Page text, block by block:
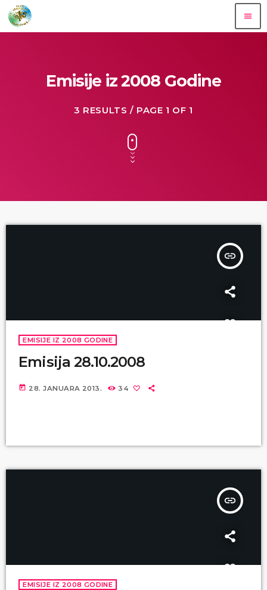
menu
Emisije iz 2008 Godine
3 RESULTS / PAGE 1 OF 1
insert_link
EMISIJE IZ 2008 GODINE
Emisija 28.10.2008
today 28. JANUARA 2013. 34
insert_link
EMISIJE IZ 2008 GODINE